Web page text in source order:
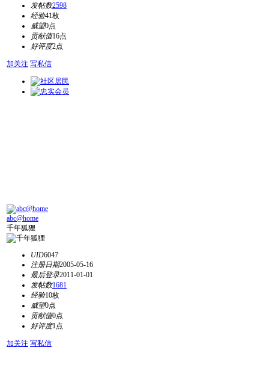
发帖数2598
经验41枚
威望0点
贡献值16点
好评度2点
加关注 写私信
abc@home
千年狐狸
UID6047
注册日期2005-05-16
最后登录2011-01-01
发帖数1681
经验10枚
威望0点
贡献值0点
好评度1点
加关注 写私信